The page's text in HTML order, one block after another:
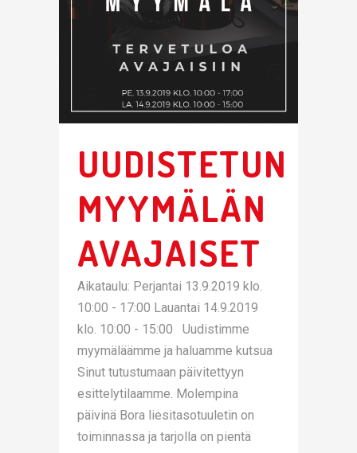
UUDISTETUN
MYYMÄLÄN
AVAJAISET
Aikataulu: Perjantai 13.9.2019 klo.
10:00 - 17:00 Lauantai 14.9.2019
klo. 10:00 - 15:00 Uudistimme
myymäläämme ja haluamme kutsua
Sinut tutustumaan päivitettyyn
esittelytilaamme. Molempina
päivinä Bora liesitasotuuletin on
toiminnassa ja tarjolla on pientä